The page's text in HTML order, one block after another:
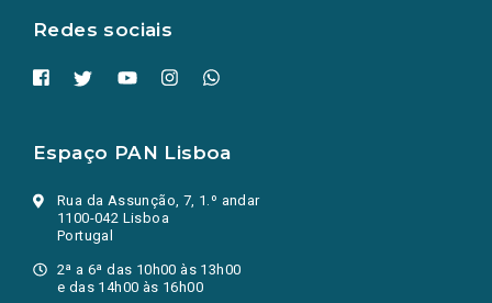
Redes sociais
Espaço PAN Lisboa
Rua da Assunção, 7, 1.º andar
1100-042 Lisboa
Portugal
2ª a 6ª das 10h00 às 13h00
e das 14h00 às 16h00